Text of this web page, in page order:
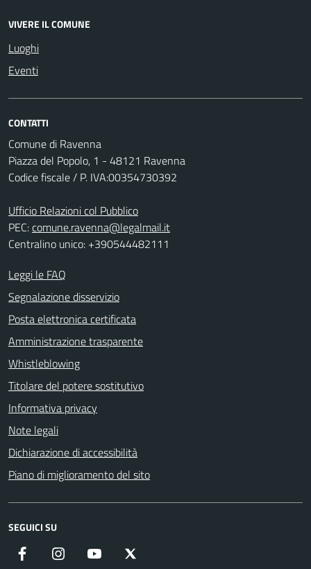
VIVERE IL COMUNE
Luoghi
Eventi
CONTATTI
Comune di Ravenna
Piazza del Popolo, 1 - 48121 Ravenna
Codice fiscale / P. IVA:00354730392
Ufficio Relazioni col Pubblico
PEC:comune.ravenna@legalmail.it
Centralino unico: +390544482111
Leggi le FAQ
Segnalazione disservizio
Posta elettronica certificata
Amministrazione trasparente
Whistleblowing
Titolare del potere sostitutivo
Informativa privacy
Note legali
Dichiarazione di accessibilità
Piano di miglioramento del sito
SEGUICI SU
Facebook Instagram YouTube